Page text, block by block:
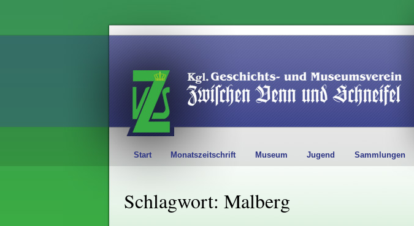
Start Monatszeitschrift Museum Jugend Sammlungen
Schlagwort: Malberg